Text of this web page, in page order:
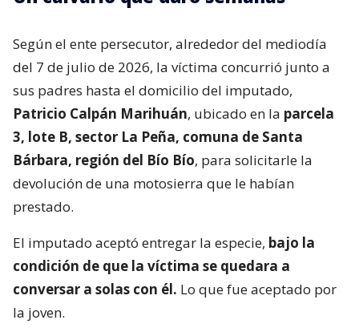
Según el ente persecutor, alrededor del mediodía
del 7 de julio de 2026, la víctima concurrió junto a
sus padres hasta el domicilio del imputado,
Patricio Calpán Marihuán, ubicado en la parcela
3, lote B, sector La Peña, comuna de Santa
Bárbara, región del Bío Bío, para solicitarle la
devolución de una motosierra que le habían
prestado.
El imputado aceptó entregar la especie, bajo la
condición de que la víctima se quedara a
conversar a solas con él. Lo que fue aceptado por
la joven.